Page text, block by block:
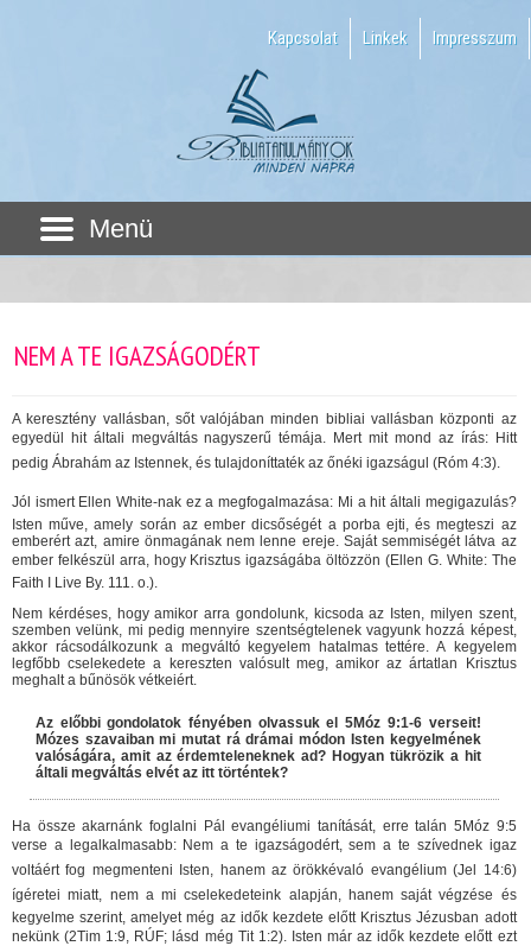
Kapcsolat Linkek Impresszum
Menü
NEM A TE IGAZSÁGODÉRT
A keresztény vallásban, sőt valójában minden bibliai vallásban központi az
egyedül hit általi megváltás nagyszerű témája. Mert mit mond az írás: Hitt
pedig Ábrahám az Istennek, és tulajdoníttaték az őnéki igazságul (Róm 4:3).
Jól ismert Ellen White-nak ez a megfogalmazása: Mi a hit általi megigazulás?
Isten műve, amely során az ember dicsőségét a porba ejti, és megteszi az
emberért azt, amire önmagának nem lenne ereje. Saját semmiségét látva az
ember felkészül arra, hogy Krisztus igazságába öltözzön (Ellen G. White: The
Faith I Live By. 111. o.).
Nem kérdéses, hogy amikor arra gondolunk, kicsoda az Isten, milyen szent,
szemben velünk, mi pedig mennyire szentségtelenek vagyunk hozzá képest,
akkor rácsodálkozunk a megváltó kegyelem hatalmas tettére. A kegyelem
legfőbb cselekedete a kereszten valósult meg, amikor az ártatlan Krisztus
meghalt a bűnösök vétkeiért.
Az előbbi gondolatok fényében olvassuk el 5Móz 9:1-6 verseit!
Mózes szavaiban mi mutat rá drámai módon Isten kegyelmének
valóságára, amit az érdemteleneknek ad? Hogyan tükrözik a hit
általi megváltás elvét az itt történtek?
Ha össze akarnánk foglalni Pál evangéliumi tanítását, erre talán 5Móz 9:5
verse a legalkalmasabb: Nem a te igazságodért, sem a te szívednek igaz
voltáért fog megmenteni Isten, hanem az örökkévaló evangélium (Jel 14:6)
ígéretei miatt, nem a mi cselekedeteink alapján, hanem saját végzése és
kegyelme szerint, amelyet még az idők kezdete előtt Krisztus Jézusban adott
nekünk (2Tim 1:9, RÚF; lásd még Tit 1:2). Isten már az idők kezdete előtt ezt